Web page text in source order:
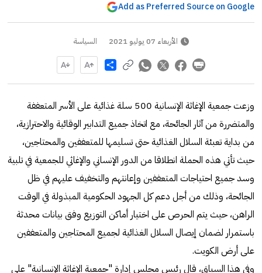
Add as Preferred Source on Google
الأربعاء 07 يوليو 2021 السياسة
Share
وزعت جمعية الإغاثة الإنسانية 500 سلة غذائية على الأسر المتعففة
والمتضررة من آثار الجائحة، مع اتخاذ جميع التدابير الوقائية والاحترازية،
من بداية تعبئة السلال الغذائية حتى تسليمها للمتعففين والمحتاجين،
حيث تأتي هذه الحملة انطلاقا من الدور الإنساني والإغاثي للجمعية في تلبية
وسد جميع احتياجات المتعففين وإعانتهم والتخفيف عليهم في ظل
الجائحة، وذلك من أجل دعم كل الجهود الحكومية المبذولة في الوقت
الراهن، حيث يتم الحرص على اختيار أماكن التوزيع وفق بيانات محدثة
باستمرار لضمان إيصال السلال الغذائية لجميع المحتاجين والمتعففين
على أرض الكويت.
وفي هذا السياق، قال رئيس مجلس إدارة "جمعية الإغاثة الإنسانية" علي